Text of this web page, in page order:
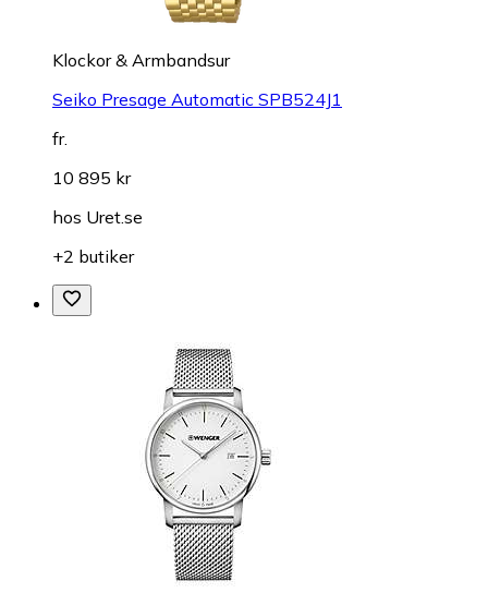
Klockor & Armbandsur
Seiko Presage Automatic SPB524J1
fr.
10 895 kr
hos Uret.se
+2 butiker